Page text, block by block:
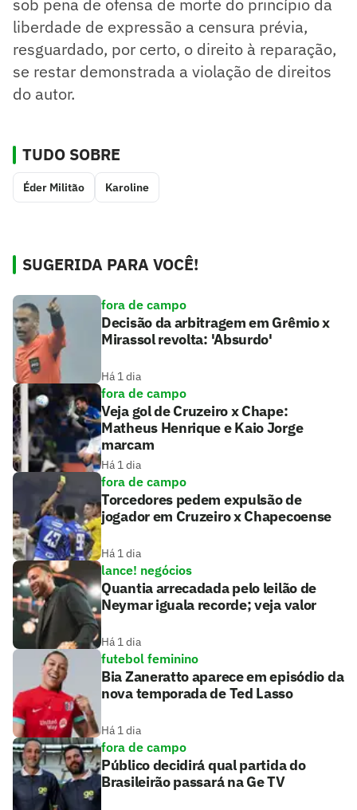
liberdade de expressão a censura prévia,
resguardado, por certo, o direito à reparação,
se restar demonstrada a violação de direitos
do autor.
TUDO SOBRE
Éder Militão Karoline
SUGERIDA PARA VOCÊ!
fora de campo
Decisão da arbitragem em Grêmio x
Mirassol revolta: 'Absurdo'
Há 1 dia
fora de campo
Veja gol de Cruzeiro x Chape:
Matheus Henrique e Kaio Jorge
marcam
Há 1 dia
fora de campo
Torcedores pedem expulsão de
jogador em Cruzeiro x Chapecoense
Há 1 dia
lance! negócios
Quantia arrecadada pelo leilão de
Neymar iguala recorde; veja valor
Há 1 dia
futebol feminino
Bia Zaneratto aparece em episódio da
nova temporada de Ted Lasso
Há 1 dia
fora de campo
Público decidirá qual partida do
Brasileirão passará na Ge TV